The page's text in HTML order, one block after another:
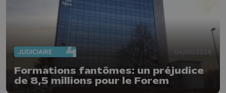
JUDICIAIRE 04/06/2026
Formations fantômes: un préjudice
de 8,5 millions pour le Forem